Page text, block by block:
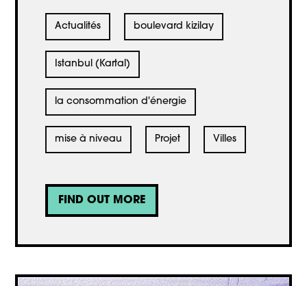
Actualités boulevard kizilay
Istanbul (Kartal)
la consommation d'énergie
mise à niveau Projet Villes
FIND OUT MORE